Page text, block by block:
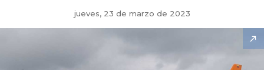
jueves, 23 de marzo de 2023